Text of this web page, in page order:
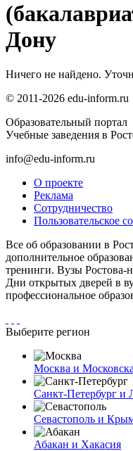
Дону
Ничего не найдено.
© 2011-2026 edu-inform.ru
Образовательный портал
Учебные заведения в
info@edu-inform.ru
О проекте
Реклама
Сотрудничество
Пользовательское
Все об образовании в
дополнительное
тренинги. Вузы Ростова-
Дни открытых дверей в
профессиональное
Выберите регион
Москва и
Санкт-Петербург и
Севастополь и
Абакан и Хакасия